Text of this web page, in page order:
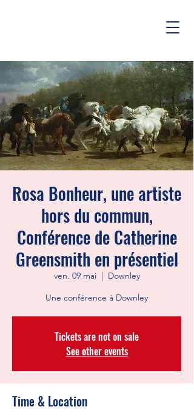
Rosa Bonheur, une artiste
hors du commun,
Conférence de Catherine
Greensmith en présentiel
ven. 09 mai
  |
Downley
Une conférence à Downley
Tickets are not on sale
See other events
Time & Location